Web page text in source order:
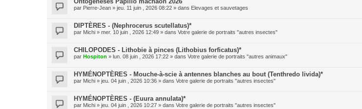
par Pierre-Jean » jeu. 11 juin , 2026 08:22 » dans Elevages et sauvetages
DIPTÈRES - (Nephrocerus scutellatus)*
par Michi » mer. 10 juin , 2026 12:49 » dans Votre galerie de portraits "autres insectes"
CHILOPODES - Lithobie à pinces (Lithobius forficatus)*
par Hospiton » lun. 08 juin , 2026 17:22 » dans Votre galerie de portraits "autres animaux"
HYMÉNOPTÈRES - Mouche-à-scie à antennes blanches au bout (Tenthredo livida)*
par Michi » jeu. 04 juin , 2026 10:36 » dans Votre galerie de portraits "autres insectes"
HYMÉNOPTÈRES - (Euura annulata)*
par Michi » jeu. 04 juin , 2026 10:27 » dans Votre galerie de portraits "autres insectes"